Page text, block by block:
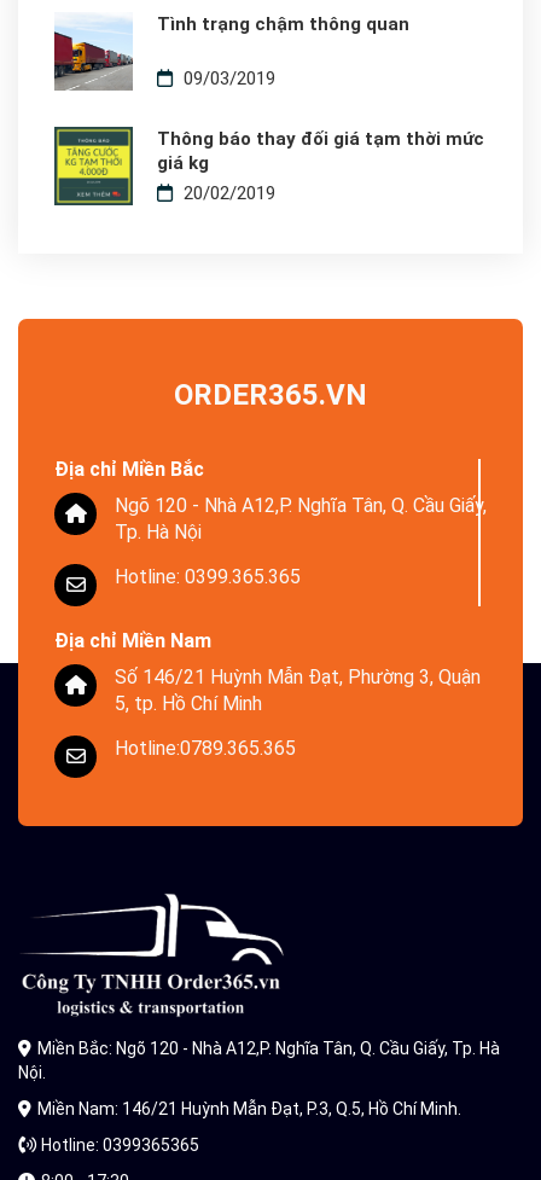
Tình trạng chậm thông quan
09/03/2019
Thông báo thay đối giá tạm thời mức
giá kg
20/02/2019
ORDER365.VN
Địa chỉ Miền Bắc
Ngõ 120 - Nhà A12,P. Nghĩa Tân, Q. Cầu Giấy,
Tp. Hà Nội
Hotline: 0399.365.365
Địa chỉ Miền Nam
Số 146/21 Huỳnh Mẫn Đạt, Phường 3, Quận
5, tp. Hồ Chí Minh
Hotline:0789.365.365
Miền Bắc: Ngõ 120 - Nhà A12,P. Nghĩa Tân, Q. Cầu Giấy, Tp. Hà
Nội.
Miền Nam: 146/21 Huỳnh Mẫn Đạt, P.3, Q.5, Hồ Chí Minh.
Hotline: 0399365365